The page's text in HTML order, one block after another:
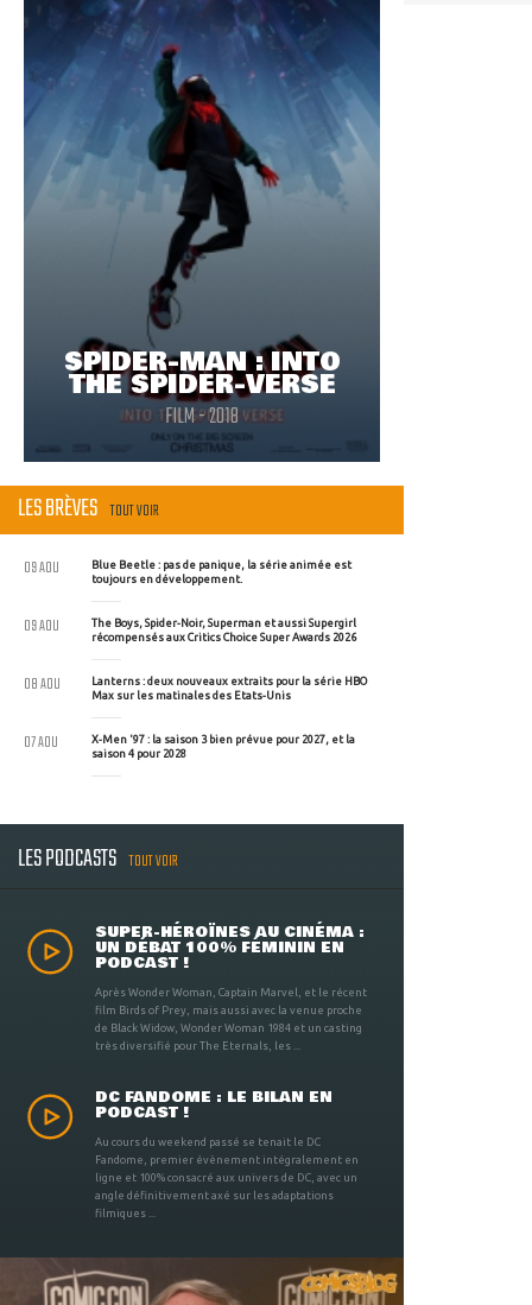
SPIDER-MAN : INTO
THE SPIDER-VERSE
FILM - 2018
LES BRÈVES TOUT VOIR
Blue Beetle : pas de panique, la série animée est
toujours en développement.
09 AOU
The Boys, Spider-Noir, Superman et aussi Supergirl
récompensés aux Critics Choice Super Awards 2026
09 AOU
Lanterns : deux nouveaux extraits pour la série HBO
Max sur les matinales des Etats-Unis
08 AOU
X-Men '97 : la saison 3 bien prévue pour 2027, et la
saison 4 pour 2028
07 AOU
LES PODCASTS TOUT VOIR
SUPER-HÉROÏNES AU CINÉMA :
UN DÉBAT 100% FÉMININ EN
PODCAST !
Après Wonder Woman, Captain Marvel, et le récent
film Birds of Prey, mais aussi avec la venue proche
de Black Widow, Wonder Woman 1984 et un casting
très diversifié pour The Eternals, les ...
DC FANDOME : LE BILAN EN
PODCAST !
Au cours du weekend passé se tenait le DC
Fandome, premier évènement intégralement en
ligne et 100% consacré aux univers de DC, avec un
angle définitivement axé sur les adaptations
filmiques ...